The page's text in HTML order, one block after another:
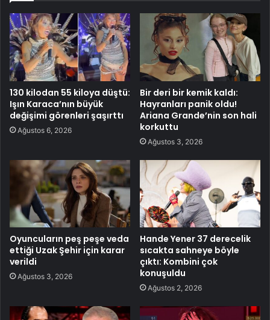
130 kilodan 55 kiloya düştü:
Işın Karaca’nın büyük
değişimi görenleri şaşırttı
Ağustos 6, 2026
Bir deri bir kemik kaldı:
Hayranları panik oldu!
Ariana Grande’nin son hali
korkuttu
Ağustos 3, 2026
Oyuncuların peş peşe veda
ettiği Uzak Şehir için karar
verildi
Ağustos 3, 2026
Hande Yener 37 derecelik
sıcakta sahneye böyle
çıktı: Kombini çok
konuşuldu
Ağustos 2, 2026